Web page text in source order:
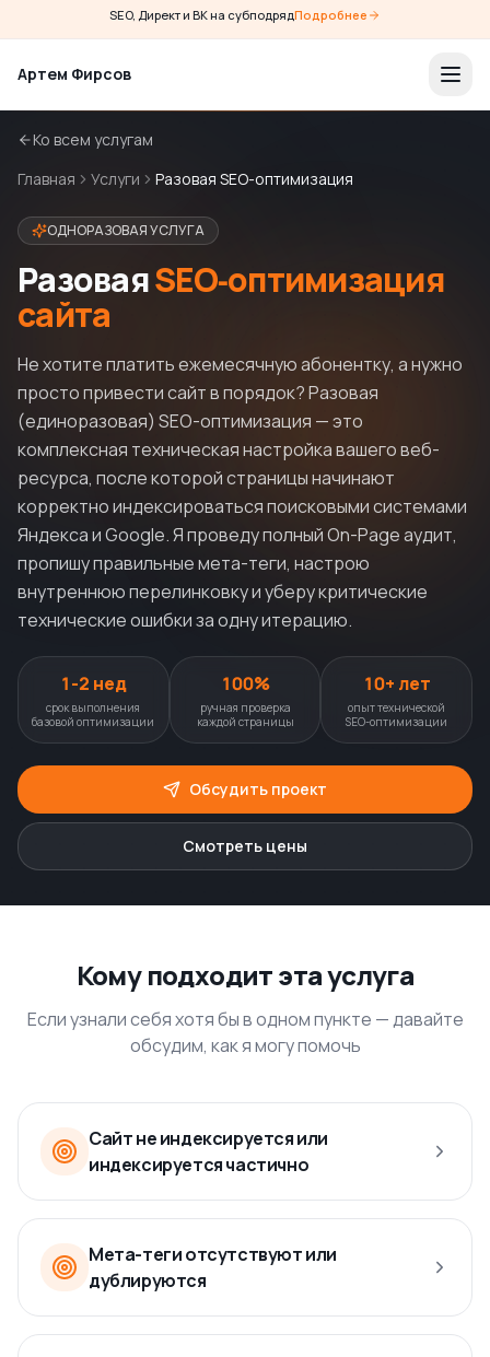
SEO, Директ и ВК на субподрядПодробнее
Артем Фирсов
Ко всем услугам
Главная
Услуги Разовая SEO-оптимизация
ОДНОРАЗОВАЯ УСЛУГА
РазоваяSEO‑оптимизация
сайта
Не хотите платить ежемесячную абонентку, а нужно
просто привести сайт в порядок? Разовая
(единоразовая) SEO-оптимизация — это
комплексная техническая настройка вашего веб-
ресурса, после которой страницы начинают
корректно индексироваться поисковыми системами
Яндекса и Google. Я проведу полный On-Page аудит,
пропишу правильные мета-теги, настрою
внутреннюю перелинковку и уберу критические
технические ошибки за одну итерацию.
1-2 нед
срок выполнения
базовой оптимизации
100%
ручная проверка
каждой страницы
10+ лет
опыт технической
SEO-оптимизации
Обсудить проект
Смотреть цены
Кому подходит эта услуга
Если узнали себя хотя бы в одном пункте — давайте
обсудим, как я могу помочь
Сайт не индексируется или
индексируется частично
Мета-теги отсутствуют или
дублируются